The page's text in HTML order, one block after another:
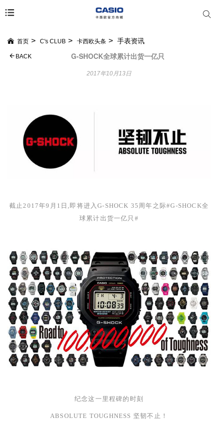
首页 C's CLUB 卡西欧头条 手表资讯
G-SHOCK全球累计出货一亿只
BACK
2017年10月13日
截止 2017年9 月 1 日,即将进入G-SHOCK 35 周年之际#G-SHOCK全
球累计出货一亿只 #
纪念这一里程碑的时刻
ABSOLUTE TOUGHNESS 坚韧不止！